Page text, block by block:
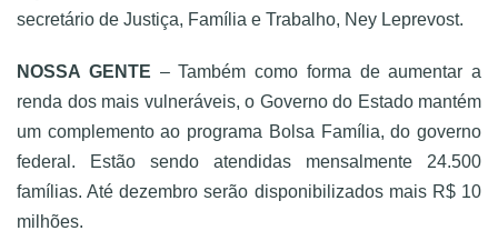
secretário de Justiça, Família e Trabalho, Ney Leprevost.
NOSSA GENTE – Também como forma de aumentar a
renda dos mais vulneráveis, o Governo do Estado mantém
um complemento ao programa Bolsa Família, do governo
federal. Estão sendo atendidas mensalmente 24.500
famílias. Até dezembro serão disponibilizados mais R$ 10
milhões.